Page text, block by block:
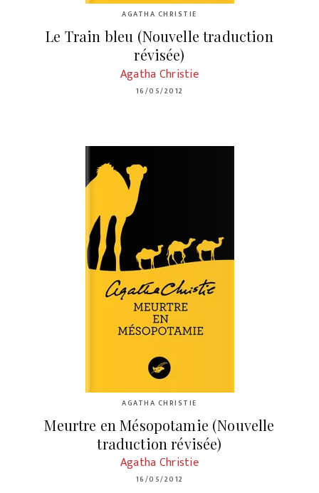
AGATHA CHRISTIE
Le Train bleu (Nouvelle traduction
révisée)
Agatha Christie
16/05/2012
AGATHA CHRISTIE
Meurtre en Mésopotamie (Nouvelle
traduction révisée)
Agatha Christie
16/05/2012